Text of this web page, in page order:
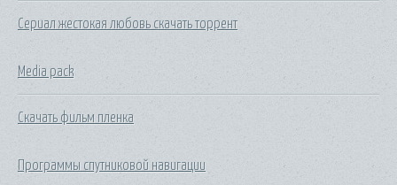
Сериал жестокая любовь скачать торрент
Media pack
Скачать фильм пленка
Программы спутниковой навигации